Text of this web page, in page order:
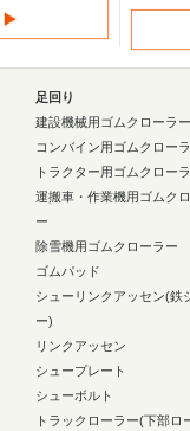
足回り
建設機械用ゴムクローラ
コンバイン用ゴムクロー
トラクター用ゴムクロー
運搬車・作業機用ゴムク
ー
除雪機用ゴムクローラー
ゴムパッド
シューリンクアッセン(鉄
ー)
リンクアッセン
シュープレート
シューボルト
トラックローラー(下部ロ